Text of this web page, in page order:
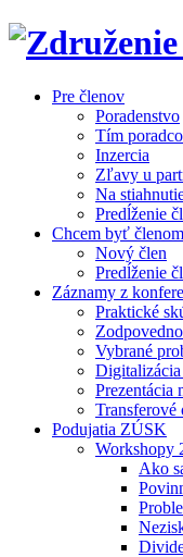
Pre členov
Poradenstvo
Tím
Inzercia
Zľavy u
Na
Predĺženie
Chcem byť členom
Nový člen
Predĺženie
Záznamy z
Praktické
Vybrané
Prezentácia
Transferové
Podujatia ZÚSK
Workshopy
Ako